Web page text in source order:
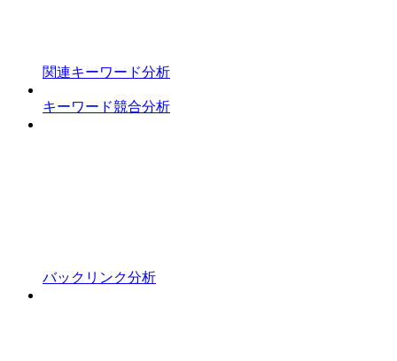
関連キーワード分析
キーワード競合分析
バックリンク分析